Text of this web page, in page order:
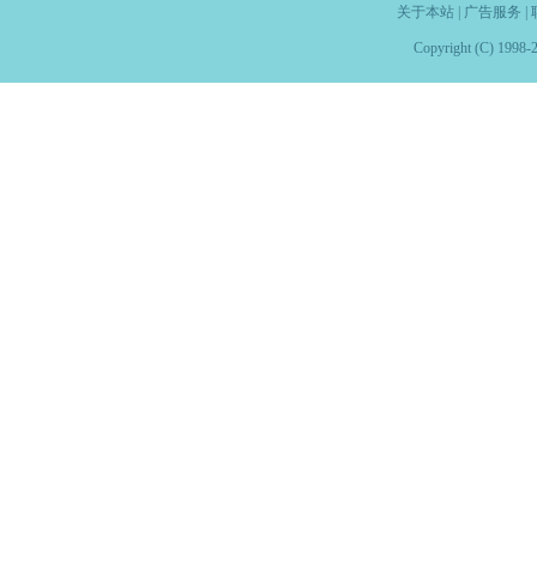
关于本站| 广告服务
Copyright (C) 1998-